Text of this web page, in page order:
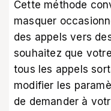
Cette méthode
masquer
des appels vers
souhaitez que
tous les appels
modifier les
de demander à